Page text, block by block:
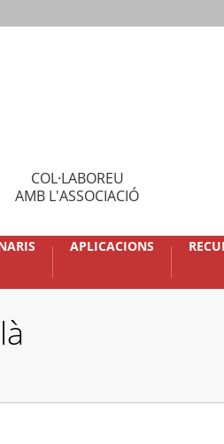
COL·LABOREU
AMB L'ASSOCIACIÓ
APLICACIONS